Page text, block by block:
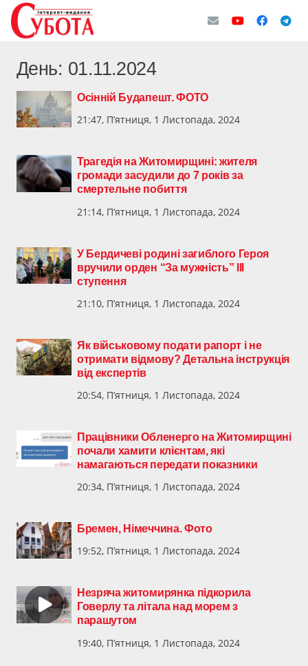
День: 01.11.2024
Осінній Будапешт. ФОТО
21:47, П’ятниця, 1 Листопада, 2024
Трагедія на Житомирщині: жителя
громади засудили до 7 років за
смертельне побиття
21:14, П’ятниця, 1 Листопада, 2024
У Бердичеві родині загиблого Героя
вручили орден “За мужність” III
ступення
21:10, П’ятниця, 1 Листопада, 2024
Як військовому подати рапорт і не
отримати відмову? Детальна інструкція
від експертів
20:54, П’ятниця, 1 Листопада, 2024
Працівники Обленерго на Житомирщині
почали хамити клієнтам, які
намагаються передати показники
20:34, П’ятниця, 1 Листопада, 2024
Бремен, Німеччина. Фото
19:52, П’ятниця, 1 Листопада, 2024
Незряча житомирянка підкорила
Говерлу та літала над морем з
парашутом
19:40, П’ятниця, 1 Листопада, 2024